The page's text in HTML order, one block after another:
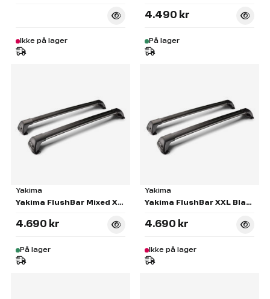
Ikke på lager
4.490 kr
På lager
Yakima
Yakima FlushBar Mixed XS & SM Black Pair - S24B
4.690 kr
På lager
Yakima
Yakima FlushBar XXL Black Pair - S9B
4.690 kr
Ikke på lager